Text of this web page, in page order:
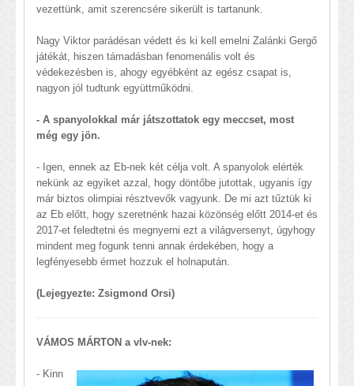
vezettünk, amit szerencsére sikerült is tartanunk.
Nagy Viktor parádésan védett és ki kell emelni Zalánki Gergő
játékát, hiszen támadásban fenomenális volt és
védekezésben is, ahogy egyébként az egész csapat is,
nagyon jól tudtunk együttműködni.
- A spanyolokkal már játszottatok egy meccset, most
még egy jön.
- Igen, ennek az Eb-nek két célja volt. A spanyolok elérték
nekünk az egyiket azzal, hogy döntőbe jutottak, ugyanis így
már biztos olimpiai résztvevők vagyunk. De mi azt tűztük ki
az Eb előtt, hogy szeretnénk hazai közönség előtt 2014-et és
2017-et feledtetni és megnyerni ezt a világversenyt, úgyhogy
mindent meg fogunk tenni annak érdekében, hogy a
legfényesebb érmet hozzuk el holnapután.
(Lejegyezte: Zsigmond Orsi)
VÁMOS MÁRTON a vlv-nek:
- Kinn